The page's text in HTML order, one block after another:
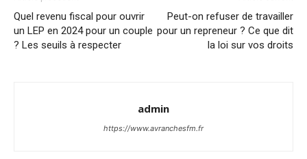
Quel revenu fiscal pour ouvrir
un LEP en 2024 pour un couple
? Les seuils à respecter
Peut-on refuser de travailler
pour un repreneur ? Ce que dit
la loi sur vos droits
admin
https://www.avranchesfm.fr